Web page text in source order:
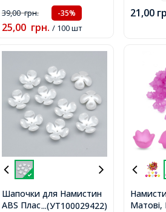
39,00грн. -35%
25,00 грн. / 100 шт
21,00
...(УТ100029422)
Шапочки для Намистин
ABS Пластик Перли,
Матові,